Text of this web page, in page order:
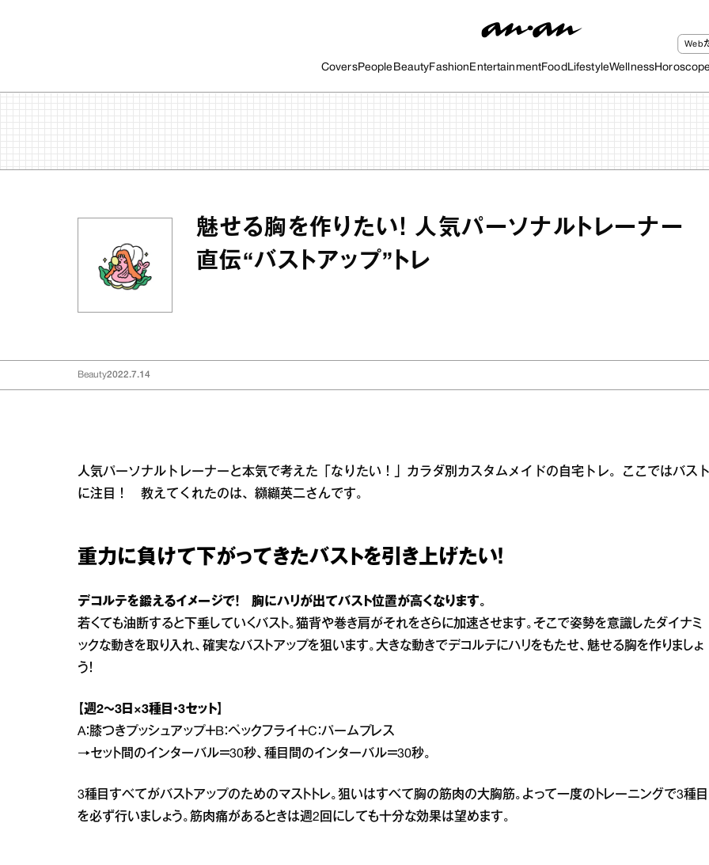
CoversPeople BeautyFashion EntertainmentFood LifestyleWellness
Web
魅せる胸を作りたい！ 人気パーソナルトレーナー
直伝“バストアップ”トレ
Beauty2022.7.14
人気パーソナルトレーナーと本気で考えた「なりたい！」カラダ別カスタムメイドの自宅トレ。ここではバス
に注目！ 教えてくれたのは、纐纈英二さんです。
重力に負けて下がってきたバストを引き上げたい！
デコルテを鍛えるイメージで！ 胸にハリが出てバスト位置が高くなります。
若くても油断すると下垂していくバスト。猫背や巻き肩がそれをさらに加速させます。そこで姿勢を意識したダイナミ
ックな動きを取り入れ、確実なバストアップを狙います。大きな動きでデコルテにハリをもたせ、魅せる胸を作りましょ
う！
【週2～3日×3種目・3セット】
A：膝つきプッシュアップ＋B：ペックフライ＋C：パームプレス
→セット間のインターバル＝30秒、種目間のインターバル＝30秒。
3種目すべてがバストアップのためのマストトレ。狙いはすべて胸の筋肉の大胸筋。よって一度のトレーニングで3種目
を必ず行いましょう。筋肉痛があるときは週2回にしても十分な効果は望めます。